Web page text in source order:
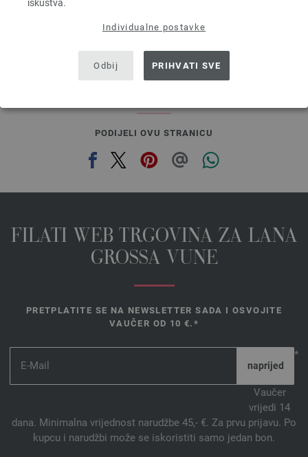
iskustva.
Individualne postavke
Odbij PRIHVATI SVE
bez PDV-a, dodatno troškovi za dostavu, Osnovna cijena:
PODIJELI OVU STRANICU
FILATI WEB TRGOVINA ZA LANA
GROSSA VUNE
PRETPLATITE SE NA NEWSLETTER SADA I OSVOJITE
VAUČER OD 10 €.*
*
Vaučer
vrijedi 14
dana. Minimalna vrijednost narudžbe 45,- €. Za prvu prijavu. Po
kupcu i narudžbi može se iskoristiti samo jedan bon.